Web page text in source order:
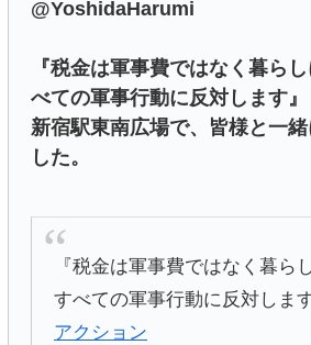
@YoshidaHarumi
『税金は軍事費ではなく暮ら
べての軍事行動に反対します』
新宿駅東南広場で、皆様と一
した。
『税金は軍事費ではなく暮ら
すべての軍事行動に反対します
アクション